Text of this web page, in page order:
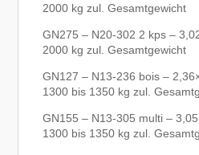
2000 kg zul. Gesamtgewicht
GN275 – N20-302 2 kps –
2000 kg zul. Gesamtgewicht
GN127 – N13-236 bois –
1300 bis 1350 kg zul.
GN155 – N13-305 multi –
1300 bis 1350 kg zul.